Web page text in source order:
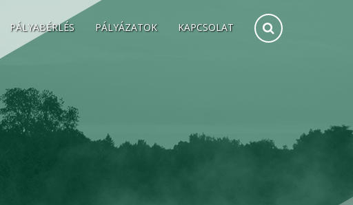
PÁLYABÉRLÉS PÁLYÁZATOK KAPCSOLAT